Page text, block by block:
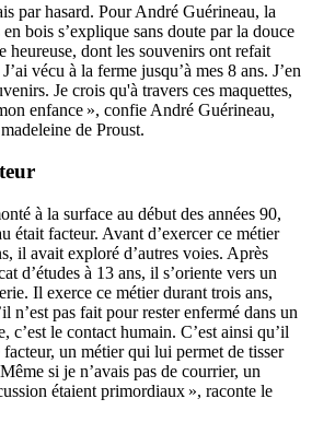
par hasard. Pour André Guérineau, la
bois s’explique sans doute par la douce
heureuse, dont les souvenirs ont refait
vécu à la ferme jusqu’à mes 8 ans. J’en
Je crois qu'à travers ces maquettes,
enfance », confie André Guérineau,
de Proust.
à la surface au début des années 90,
était facteur. Avant d’exercer ce métier
il avait exploré d’autres voies. Après
d’études à 13 ans, il s’oriente vers un
Il exerce ce métier durant trois ans,
n’est pas fait pour rester enfermé dans un
c’est le contact humain. C’est ainsi qu’il
un métier qui lui permet de tisser
si je n’avais pas de courrier, un
étaient primordiaux », raconte le